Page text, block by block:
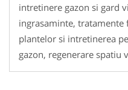
intretinere gazon si gard
ingrasaminte,
plantelor si intretinerea
gazon, regenerare spatiu